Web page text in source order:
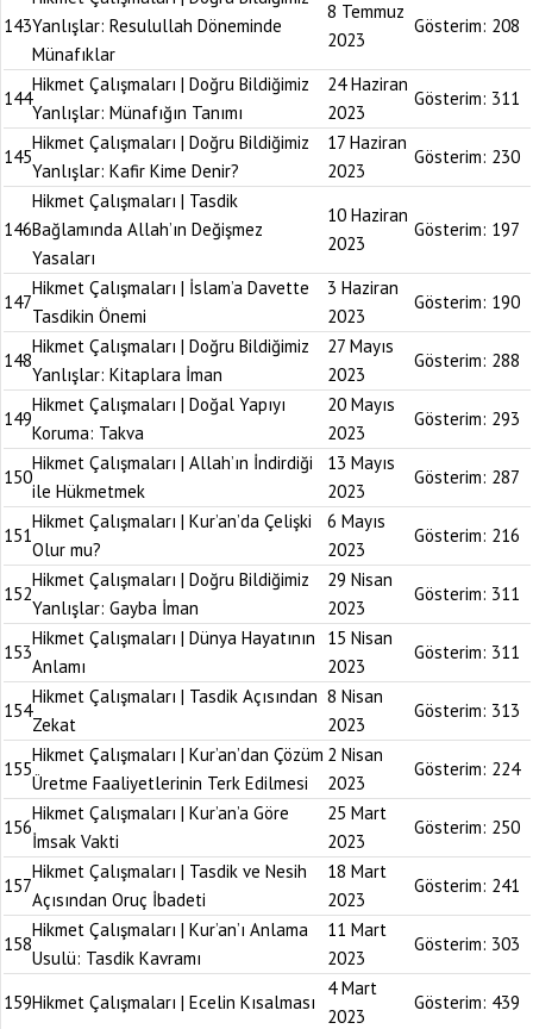
143Yanlışlar: Resulullah Döneminde
Münafıklar
8 Temmuz
2023
Gösterim: 208
144
Hikmet Çalışmaları | Doğru Bildiğimiz
Yanlışlar: Münafığın Tanımı
24 Haziran
2023
Gösterim: 311
145
Hikmet Çalışmaları | Doğru Bildiğimiz
Yanlışlar: Kafir Kime Denir?
17 Haziran
2023
Gösterim: 230
146
Hikmet Çalışmaları | Tasdik
Bağlamında Allah’ın Değişmez
Yasaları
10 Haziran
2023
Gösterim: 197
147
Hikmet Çalışmaları | İslam’a Davette
Tasdikin Önemi
3 Haziran
2023
Gösterim: 190
148
Hikmet Çalışmaları | Doğru Bildiğimiz
Yanlışlar: Kitaplara İman
27 Mayıs
2023
Gösterim: 288
149
Hikmet Çalışmaları | Doğal Yapıyı
Koruma: Takva
20 Mayıs
2023
Gösterim: 293
150
Hikmet Çalışmaları | Allah’ın İndirdiği
ile Hükmetmek
13 Mayıs
2023
Gösterim: 287
151
Hikmet Çalışmaları | Kur’an’da Çelişki
Olur mu?
6 Mayıs
2023
Gösterim: 216
152
Hikmet Çalışmaları | Doğru Bildiğimiz
Yanlışlar: Gayba İman
29 Nisan
2023
Gösterim: 311
153
Hikmet Çalışmaları | Dünya Hayatının
Anlamı
15 Nisan
2023
Gösterim: 311
154
Hikmet Çalışmaları | Tasdik Açısından
Zekat
8 Nisan
2023
Gösterim: 313
155
Hikmet Çalışmaları | Kur’an’dan Çözüm
Üretme Faaliyetlerinin Terk Edilmesi
2 Nisan
2023
Gösterim: 224
156
Hikmet Çalışmaları | Kur’an’a Göre
İmsak Vakti
25 Mart
2023
Gösterim: 250
157
Hikmet Çalışmaları | Tasdik ve Nesih
Açısından Oruç İbadeti
18 Mart
2023
Gösterim: 241
158
Hikmet Çalışmaları | Kur’an’ı Anlama
Usulü: Tasdik Kavramı
11 Mart
2023
Gösterim: 303
159Hikmet Çalışmaları | Ecelin Kısalması
4 Mart
2023
Gösterim: 439